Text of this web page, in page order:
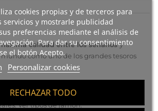
cookies propias y de terceros para
servicios y mostrarle publicidad
preferencias mediante el análisis de
Para dar su consentimiento
el botón Acepto.
Personalizar cookies
RECHAZAR TODO
calidad entre los serranosy
como uno de los grandes tesoros
Ver tipos de jamón.